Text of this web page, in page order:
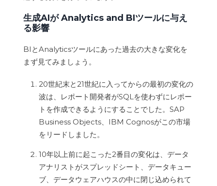
生成AIが Analytics and BIツールに与え
る影響
BIとAnalyticsツールにあった過去の大きな変化を
まず見てみましょう。
20世紀末と21世紀に入ってからの最初の変化の
波は、レポート開発者がSQLを使わずにレポー
トを作成できるようにすることでした。SAP
Business Objects、IBM Cognosがこの市場
をリードしました。
10年以上前に起こった2番目の変化は、データ
アナリストがスプレッドシート、データキュー
ブ、データウェアハウスの中に閉じ込められて